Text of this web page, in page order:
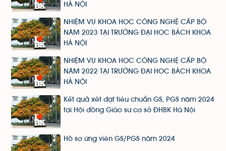
HÀ NỘI
NHIỆM VỤ KHOA HỌC CÔNG NGHỆ CẤP BỘ
NĂM 2023 TẠI TRƯỜNG ĐẠI HỌC BÁCH KHOA
HÀ NỘI
NHIỆM VỤ KHOA HỌC CÔNG NGHỆ CẤP BỘ
NĂM 2022 TẠI TRƯỜNG ĐẠI HỌC BÁCH KHOA
HÀ NỘI
Kết quả xét đạt tiêu chuẩn GS, PGS năm 2024
tại Hội đồng Giáo sư cơ sở ĐHBK Hà Nội
Hồ sơ ứng viên GS/PGS năm 2024